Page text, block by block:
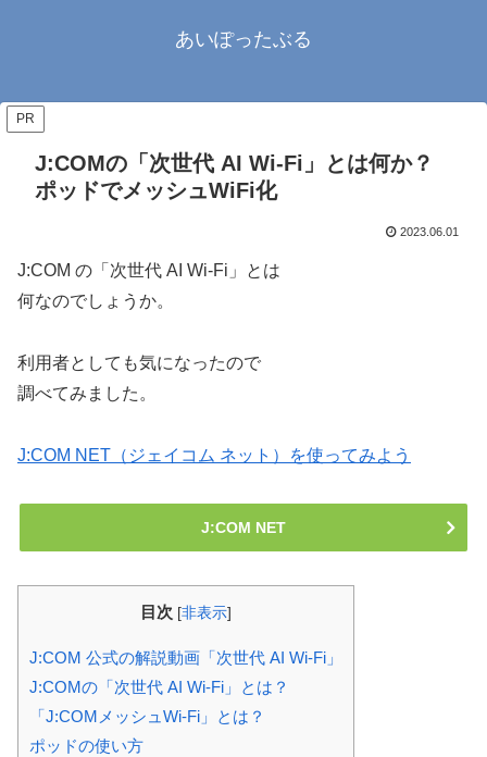
あいぽったぶる
PR
J:COMの「次世代 AI Wi-Fi」とは何か？
ポッドでメッシュWiFi化
2023.06.01
J:COM の「次世代 AI Wi-Fi」とは
何なのでしょうか。
利用者としても気になったので
調べてみました。
J:COM NET（ジェイコム ネット）を使ってみよう
J:COM NET
目次 [非表示]
J:COM 公式の解説動画「次世代 AI Wi-Fi」
J:COMの「次世代 AI Wi-Fi」とは？
「J:COMメッシュWi-Fi」とは？
ポッドの使い方